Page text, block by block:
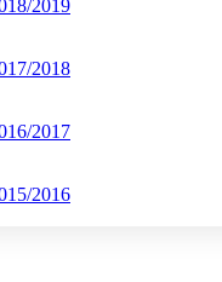
2019
2018
2017
2016